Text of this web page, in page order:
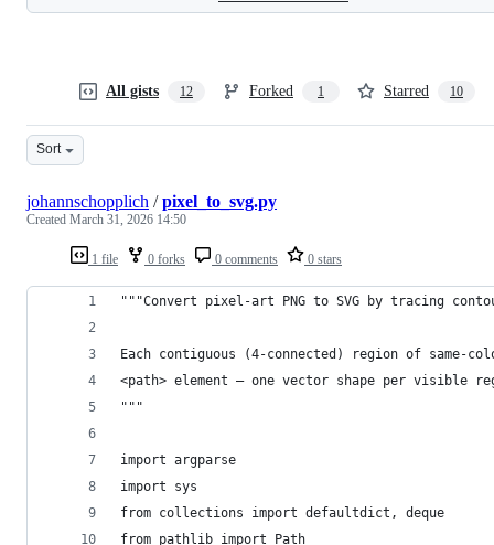
All gists 12 Forked 1 Starred 10
Sort
1 file 0 forks 0 comments 0 stars
johannschopplich /pixel_to_svg.py
Created March 31, 2026 14:50
"""Convert pixel-art PNG to SVG by tracing
Each contiguous (4-connected) region of same-
<path> element — one vector shape per visible
"""
import argparse
import sys
from collections import defaultdict, deque
from pathlib import Path